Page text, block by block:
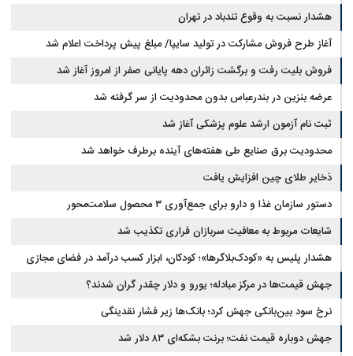
هشدار نسبت به وقوع تندباد در تهران
آغاز طرح فروش مشارکت در تولید سایپا/ مبلغ پیش پرداخت اعلام شد
فروش بلیت رفت و برگشت زائران دهه پایانی صفر از امروز آغاز شد
عرضه بنزین در بندرعباس بدون محدودیت از سر گرفته شد
ثبت نام آزمون ارشد علوم پزشکی آغاز شد
محدودیت‌ برق صنایع طی هفته‌های آینده برطرف خواهد شد
ذخایر طلای چین افزایش یافت
دستور سازمان غذا و دارو برای جمع‌آوری ۳ محصول سلامت‌محور
شایعات مربوط به معافیت سربازان فراری تکذیب شد
هشدار پلیس به «کودک‌بلاگرها»؛ کودکان، ابزار کسب درآمد در فضای مجازی
نیستند
جهش قیمت‌ها در مرکز مبادله؛ یورو و دلار چقدر گران شدند؟
نرخ سود بین‌بانکی جهش کرد؛ بانک‌ها زیر فشار نقدینگی
جهش دوباره قیمت نفت؛ برنت بشکه‌ای ۸۳ دلار شد